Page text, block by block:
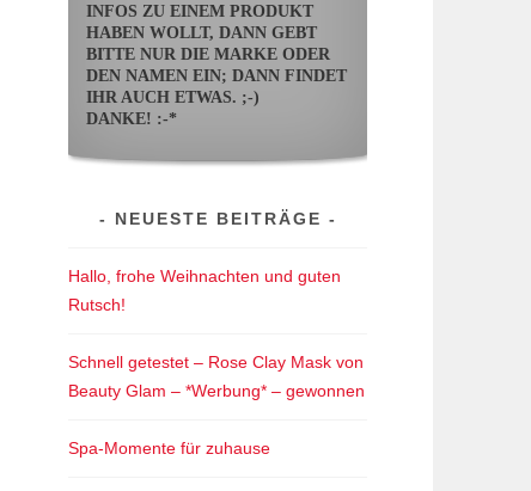
INFOS ZU EINEM PRODUKT
HABEN WOLLT, DANN GEBT
BITTE NUR DIE MARKE ODER
DEN NAMEN EIN; DANN FINDET
IHR AUCH ETWAS. ;-)
DANKE! :-*
NEUESTE BEITRÄGE
Hallo, frohe Weihnachten und guten
Rutsch!
Schnell getestet – Rose Clay Mask von
Beauty Glam – *Werbung* – gewonnen
Spa-Momente für zuhause